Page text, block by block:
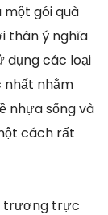
một gói quà
thân ý nghĩa
dụng các loại
nhất nhằm
nhựa sống và
cách rất
trương trực